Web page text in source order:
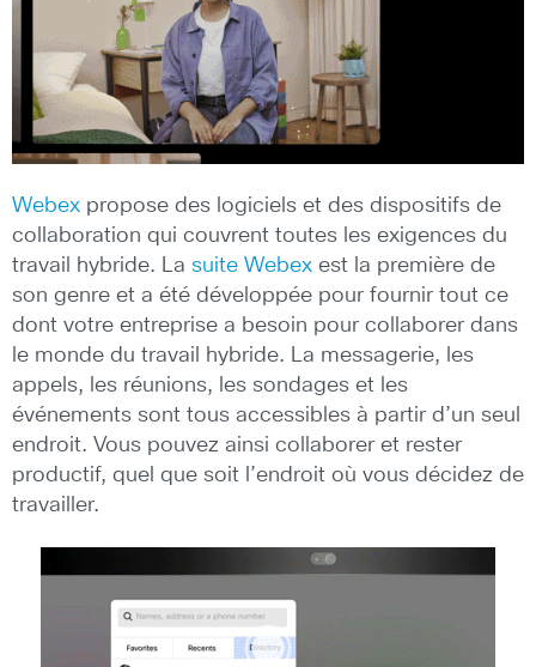
Webex propose des logiciels et des dispositifs de
collaboration qui couvrent toutes les exigences du
travail hybride. La suite Webex est la première de
son genre et a été développée pour fournir tout ce
dont votre entreprise a besoin pour collaborer dans
le monde du travail hybride. La messagerie, les
appels, les réunions, les sondages et les
événements sont tous accessibles à partir d’un seul
endroit. Vous pouvez ainsi collaborer et rester
productif, quel que soit l’endroit où vous décidez de
travailler.